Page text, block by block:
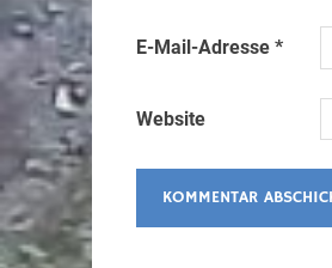
E-Mail-Adresse *
Website